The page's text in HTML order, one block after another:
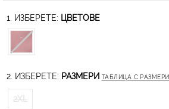
1. ИЗБЕРЕТЕ: ЦВЕТОВЕ
2. ИЗБЕРЕТЕ: РАЗМЕРИ ТАБЛИЦА С РАЗМЕРИ
2XL